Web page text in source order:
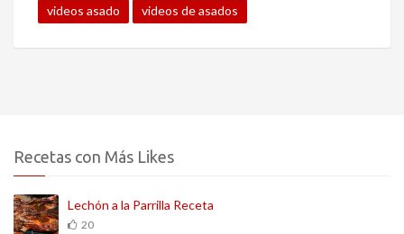
videos asado
videos de asados
Recetas con Más Likes
Lechón a la Parrilla Receta
20